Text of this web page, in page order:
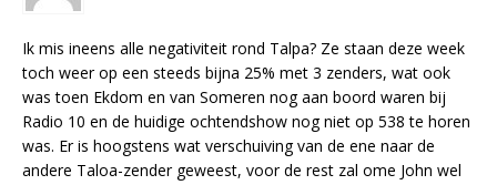
Ik mis ineens alle negativiteit rond Talpa? Ze staan deze week
toch weer op een steeds bijna 25% met 3 zenders, wat ook
was toen Ekdom en van Someren nog aan boord waren bij
Radio 10 en de huidige ochtendshow nog niet op 538 te horen
was. Er is hoogstens wat verschuiving van de ene naar de
andere Taloa-zender geweest, voor de rest zal ome John wel